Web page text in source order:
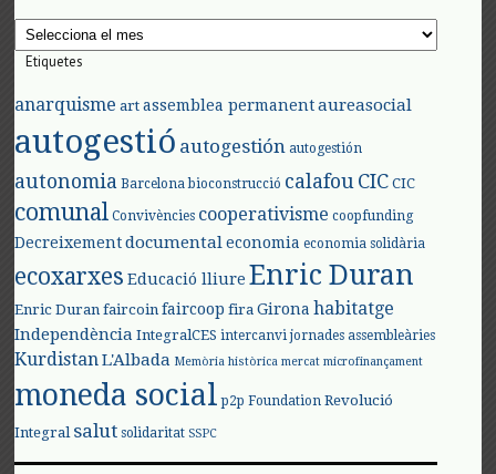
Arxius
Etiquetes
anarquisme art assemblea permanent aureasocial
autogestió autogestión autogestión
autonomia Barcelona bioconstrucció calafouCIC CIC
comunal Convivències cooperativisme coopfunding
Decreixement documental economia economia solidària
ecoxarxes Educació lliure Enric Duran
Enric Duran faircoin faircoop fira Girona habitatge
Independència IntegralCES intercanvi jornades assembleàries
KurdistanL'Albada Memòria històrica mercat microfinançament
moneda social p2p Foundation Revolució
Integral salut solidaritat SSPC